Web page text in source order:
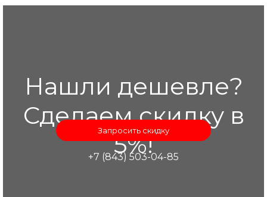
Нашли дешевле?
Сделаем скидку в
5%!
Запросить скидку
+7 (843) 503-04-85